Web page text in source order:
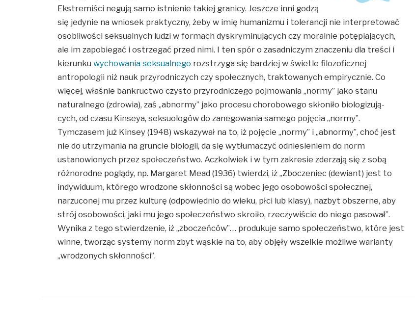
Ekstremiści negują samo istnienie takiej granicy. Jeszcze inni godzą
się jedynie na wniosek praktyczny, żeby w imię humanizmu i tolerancji nie interpretować
osobliwości seksualnych ludzi w formach dyskryminujących czy moralnie potępiających,
ale im zapobiegać i ostrzegać przed nimi. I ten spór o zasadniczym znaczeniu dla treści i
kierunkuwychowania seksualnego rozstrzyga się bardziej w świetle filozoficznej
antropologii niż nauk przyrodniczych czy społecznych, traktowanych empirycznie. Co
więcej, właśnie bankructwo czysto przyrodniczego pojmowania „normy” jako stanu
naturalnego (zdrowia), zaś „abnormy” jako procesu chorobowego skłoniło biologizują-
cych, od czasu Kinseya, seksuologów do zanegowania samego pojęcia „normy”.
Tymczasem już Kinsey (1948) wskazywał na to, iż pojęcie „normy” i „abnormy”, choć jest
nie do utrzymania na gruncie biologii, da się wytłumaczyć odniesieniem do norm
ustanowionych przez społeczeństwo. Aczkolwiek i w tym zakresie zderzają się z sobą
różnorodne poglądy, np. Margaret Mead (1936) twierdzi, iż „Zboczeniec (dewiant) jest to
indywiduum, którego wrodzone skłonności są wobec jego osobowości społecznej,
narzuconej mu przez kulturę (odpowiednio do wieku, płci lub klasy), nazbyt obszerne, aby
strój osobowości, jaki mu jego społeczeństwo skroiło, rzeczywiście do niego pasował”.
Wynika z tego stwierdzenie, iż „zboczeńców”… produkuje samo społeczeństwo, które jest
winne, tworząc systemy norm zbyt wąskie na to, aby objęły wszelkie możliwe warianty
„wrodzonych skłonności”.